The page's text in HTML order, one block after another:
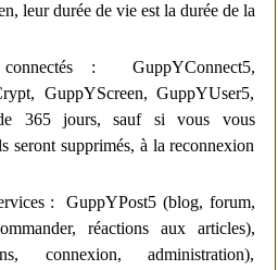
leur durée de vie est la durée de la
: GuppYConnect5,
GuppYScreen, GuppYUser5,
365 jours, sauf si vous vous
seront supprimés, à la reconnexion
: GuppYPost5 (blog, forum,
réactions aux articles),
connexion, administration),